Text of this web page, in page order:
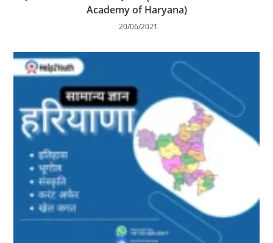
Academy of Haryana)
20/06/2021